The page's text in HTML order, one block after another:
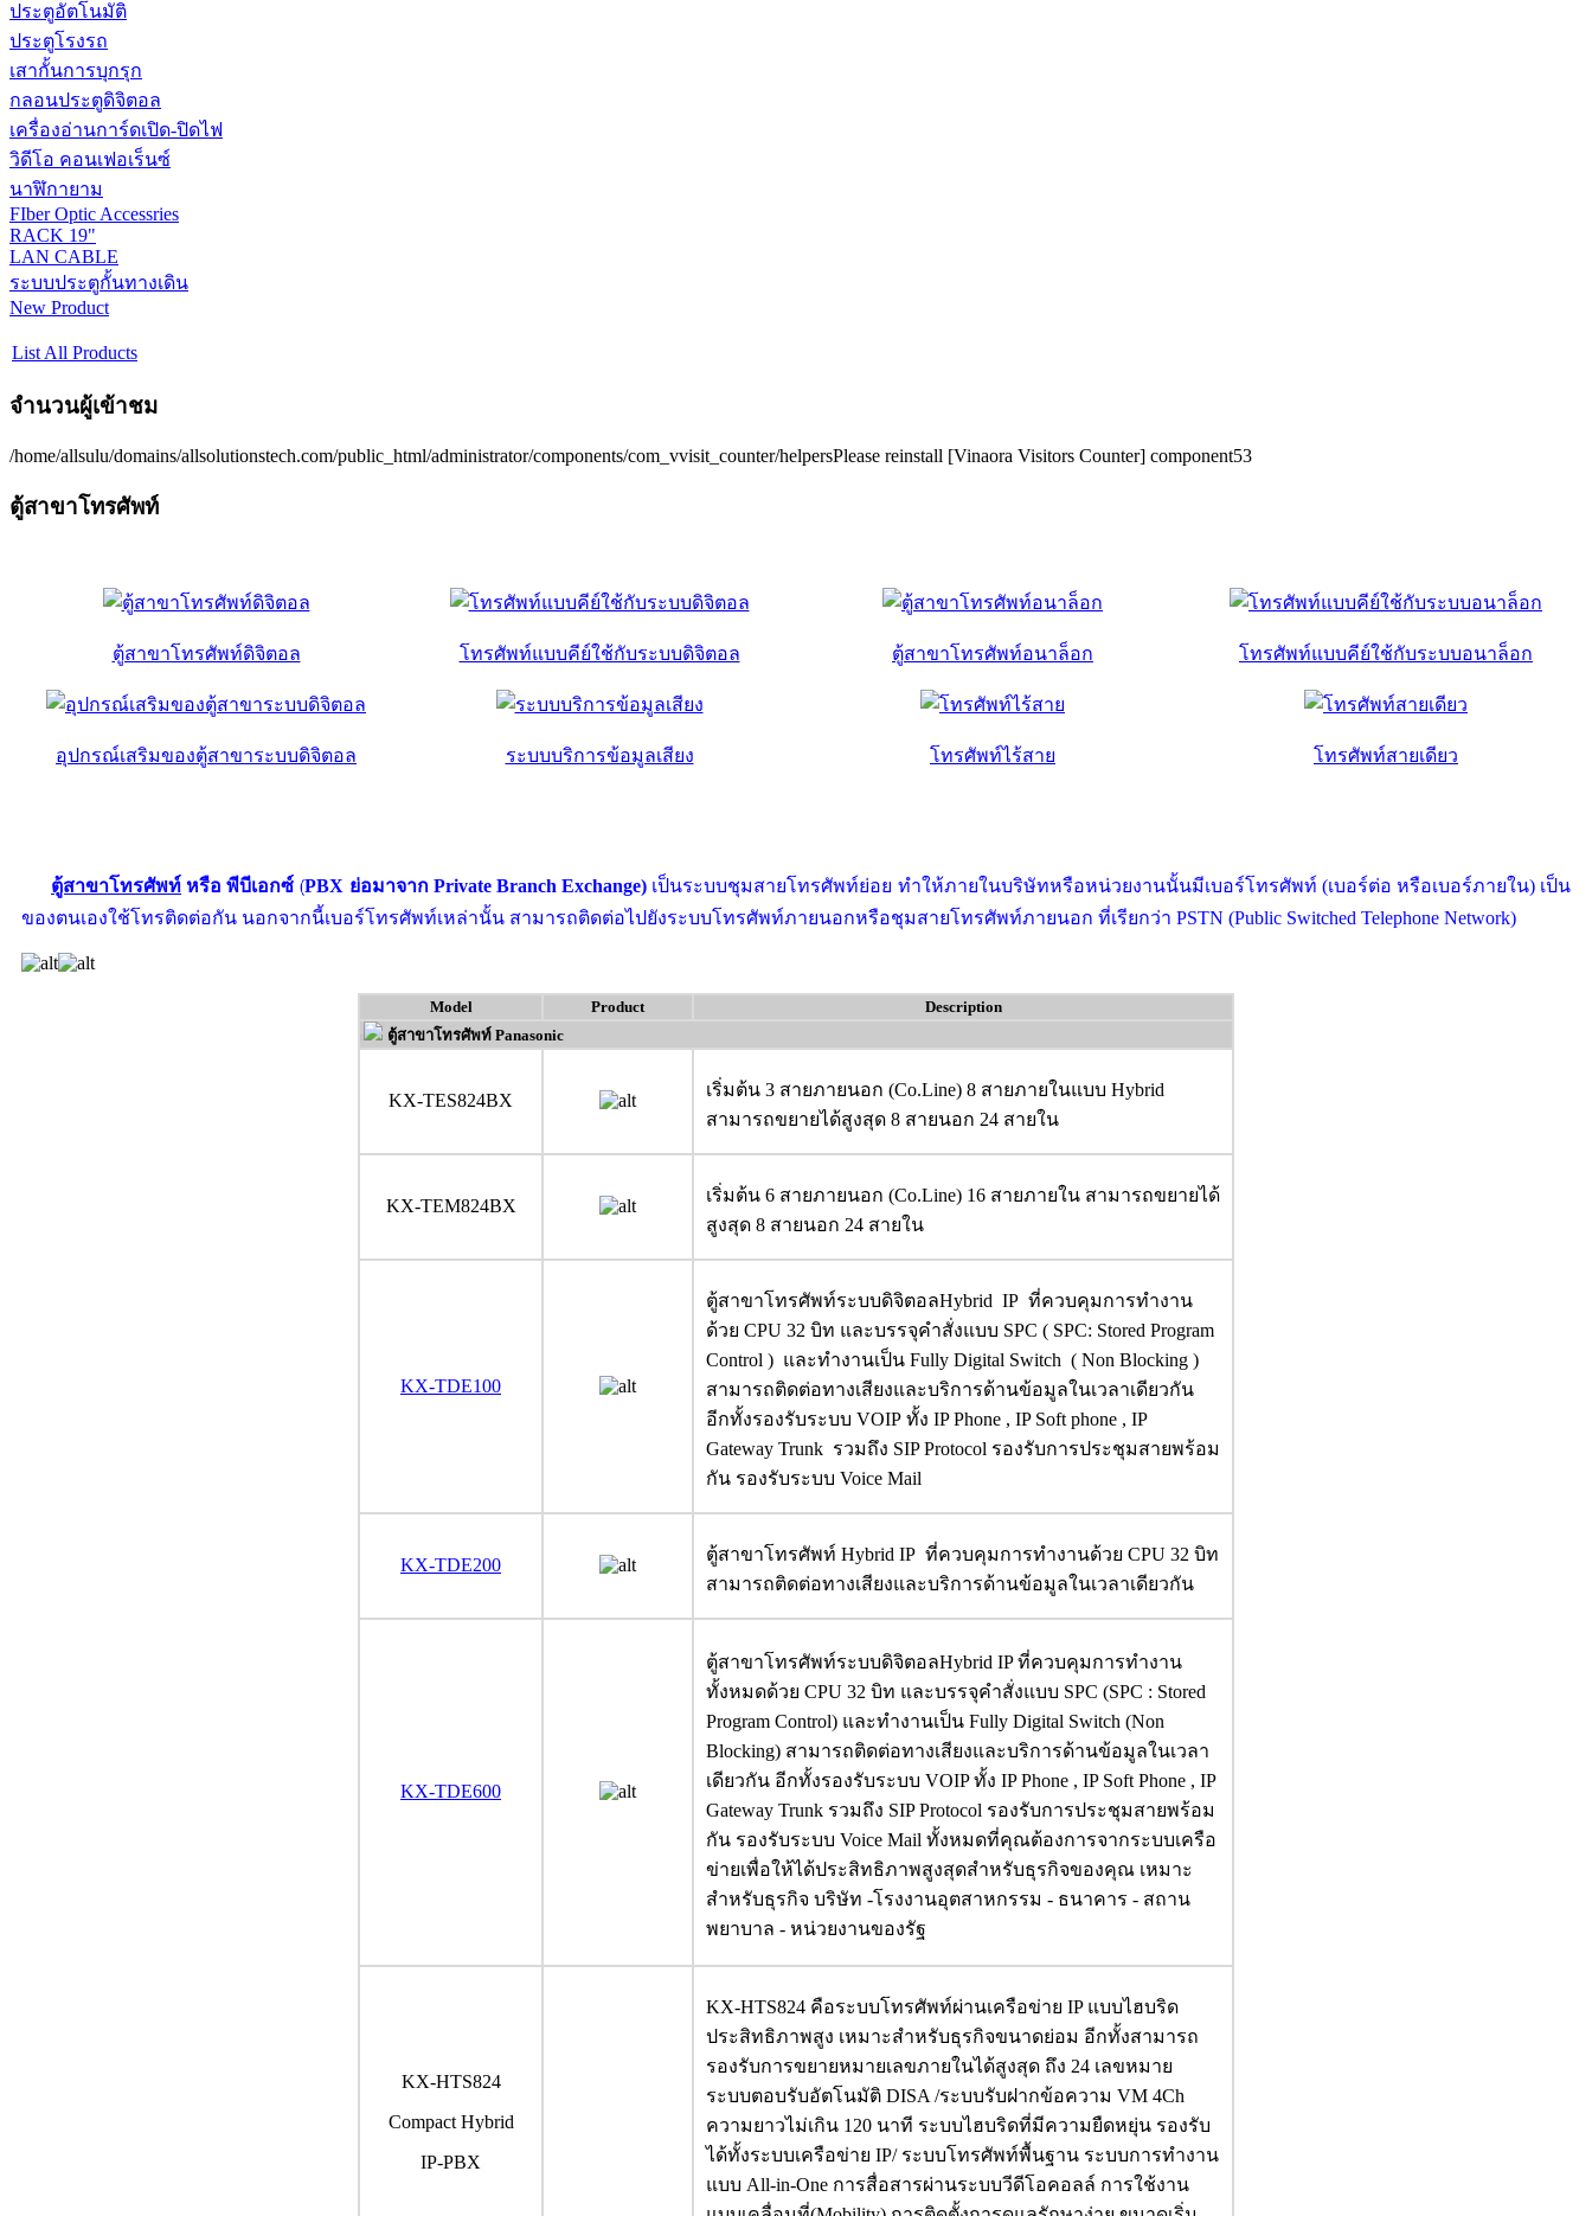
ประตูอัตโนมัติ
ประตูโรงรถ
เสากั้นการบุกรุก
กลอนประตูดิจิตอล
เครื่องอ่านการ์ดเปิด-ปิดไฟ
วิดีโอ คอนเฟอเร็นซ์
นาฬิกายาม
FIber Optic Accessries
RACK 19"
LAN CABLE
ระบบประตูกั้นทางเดิน
New Product
List All Products
จำนวนผู้เข้าชม
/home/allsulu/domains/allsolutionstech.com/public_html/administrator/components/com_vvisit_counter/helpersPlease reinstall [Vinaora Visitors Counter] component53
ตู้สาขาโทรศัพท์
ตู้สาขาโทรศัพท์ดิจิตอล โทรศัพท์แบบคีย์ใช้กับระบบดิจิตอล ตู้สาขาโทรศัพท์อนาล็อก โทรศัพท์แบบคีย์ใช้กับระบบอนาล็อก
อุปกรณ์เสริมของตู้สาขาระบบดิจิตอล ระบบบริการข้อมูลเสียง โทรศัพท์ไร้สาย โทรศัพท์สายเดียว
ตู้สาขาโทรศัพท์ หรือ พีบีเอกซ์ (PBX ย่อมาจาก Private Branch Exchange) เป็นระบบชุมสายโทรศัพท์ย่อย ทำให้ภายในบริษัทหรือหน่วยงานนั้นมีเบอร์โทรศัพท์ (เบอร์ต่อ หรือเบอร์ภายใน) เป็น
ของตนเองใช้โทรติดต่อกัน นอกจากนี้เบอร์โทรศัพท์เหล่านั้น สามารถติดต่อไปยังระบบโทรศัพท์ภายนอกหรือชุมสายโทรศัพท์ภายนอก ที่เรียกว่า PSTN (Public Switched Telephone Network)
Model Product
Description
ตู้สาขาโทรศัพท์ Panasonic
KX-TES824BX
เริ่มต้น 3 สายภายนอก (Co.Line) 8 สายภายในแบบ Hybrid
สามารถขยายได้สูงสุด 8 สายนอก 24 สายใน
KX-TEM824BX
เริ่มต้น 6 สายภายนอก (Co.Line) 16 สายภายใน สามารถขยายได้
สูงสุด 8 สายนอก 24 สายใน
KX-TDE100
ตู้สาขาโทรศัพท์ระบบดิจิตอลHybrid IP ที่ควบคุมการทำงาน
ด้วย CPU 32 บิท และบรรจุคำสั่งแบบ SPC ( SPC: Stored Program
Control ) และทำงานเป็น Fully Digital Switch ( Non Blocking )
สามารถติดต่อทางเสียงและบริการด้านข้อมูลในเวลาเดียวกัน
อีกทั้งรองรับระบบ VOIP ทั้ง IP Phone , IP Soft phone , IP
Gateway Trunk รวมถึง SIP Protocol รองรับการประชุมสายพร้อม
กัน รองรับระบบ Voice Mail
KX-TDE200
ตู้สาขาโทรศัพท์ Hybrid IP ที่ควบคุมการทำงานด้วย CPU 32 บิท
สามารถติดต่อทางเสียงและบริการด้านข้อมูลในเวลาเดียวกัน
KX-TDE600
ตู้สาขาโทรศัพท์ระบบดิจิตอลHybrid IP ที่ควบคุมการทำงาน
ทั้งหมดด้วย CPU 32 บิท และบรรจุคำสั่งแบบ SPC (SPC : Stored
Program Control) และทำงานเป็น Fully Digital Switch (Non
Blocking) สามารถติดต่อทางเสียงและบริการด้านข้อมูลในเวลา
เดียวกัน อีกทั้งรองรับระบบ VOIP ทั้ง IP Phone , IP Soft Phone , IP
Gateway Trunk รวมถึง SIP Protocol รองรับการประชุมสายพร้อม
กัน รองรับระบบ Voice Mail ทั้งหมดที่คุณต้องการจากระบบเครือ
ข่ายเพื่อให้ได้ประสิทธิภาพสูงสุดสำหรับธุรกิจของคุณ เหมาะ
สำหรับธุรกิจ บริษัท -โรงงานอุตสาหกรรม - ธนาคาร - สถาน
พยาบาล - หน่วยงานของรัฐ
KX-HTS824
Compact Hybrid
IP-PBX
KX-HTS824 คือระบบโทรศัพท์ผ่านเครือข่าย IP แบบไฮบริด
ประสิทธิภาพสูง เหมาะสำหรับธุรกิจขนาดย่อม อีกทั้งสามารถ
รองรับการขยายหมายเลขภายในได้สูงสุด ถึง 24 เลขหมาย
ระบบตอบรับอัตโนมัติ DISA /ระบบรับฝากข้อความ VM 4Ch
ความยาวไม่เกิน 120 นาที ระบบไฮบริดที่มีความยืดหยุ่น รองรับ
ได้ทั้งระบบเครือข่าย IP/ ระบบโทรศัพท์พื้นฐาน ระบบการทำงาน
แบบ All-in-One การสื่อสารผ่านระบบวีดีโอคอลล์ การใช้งาน